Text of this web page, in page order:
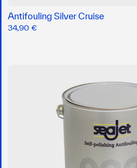
Antifouling Silver Cruise
34,90 €